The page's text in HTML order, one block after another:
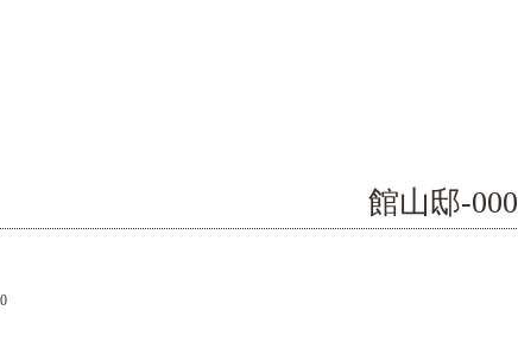
館山邸-000